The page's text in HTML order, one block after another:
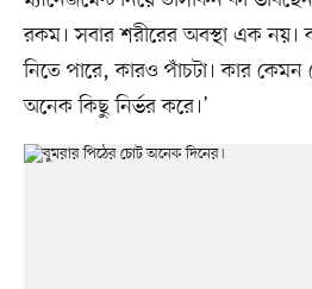
রকম। সবার শরীরের অবস্থা এক নয়।
নিতে পারে, কারও পাঁচটা। কার
অনেক কিছু নির্ভর করে।’